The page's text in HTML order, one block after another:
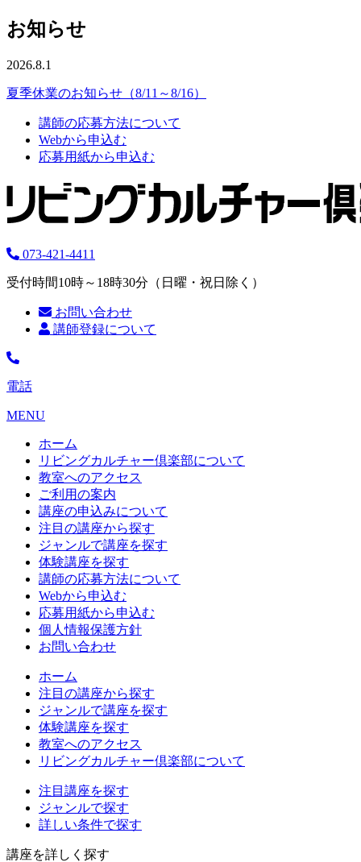
お知らせ
2026.8.1
夏季休業のお知らせ（8/11～8/16）
講師の応募方法について
Webから申込む
応募用紙から申込む
073-421-4411
受付時間10時～18時30分（日曜・祝日除く）
お問い合わせ
講師登録について
電話
MENU
ホーム
リビングカルチャー倶楽部について
教室へのアクセス
ご利用の案内
講座の申込みについて
注目の講座から探す
ジャンルで講座を探す
体験講座を探す
講師の応募方法について
Webから申込む
応募用紙から申込む
個人情報保護方針
お問い合わせ
ホーム
注目の講座から探す
ジャンルで講座を探す
体験講座を探す
教室へのアクセス
リビングカルチャー倶楽部について
注目講座を探す
ジャンルで探す
詳しい条件で探す
講座を詳しく探す